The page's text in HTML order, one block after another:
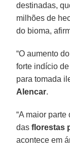
destinadas,
milhões de
do bioma,
“O aumento
forte indício
para tomada
Alencar.
“A maior
dasflorestas
acontece em